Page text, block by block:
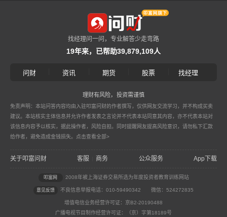
找经理问一问，专业解答少走弯路
19年来，已帮助39,879,109人
问财 资讯 期货 股票 找经理
理财有风险，投资需谨慎
免责声明：本站问答内容均由入驻叩富问财的作者撰写，仅供网友交流学习，并不构成买卖
建议。本站核实主体信息并允许作者发表之言论并不代表本站同意其内容，亦不代表本站对
该信息内容予以核实，据此操作者，风险自担。同时提醒网友提高风险意识，请勿私下汇款
给作者，避免造成金钱损失。 点击查看全部>
关于叩富问财 客服 商务 公众服务 App下载
叩富网 2008年被上海证券交易所选为年度投资者教育训练网站
意见反馈 不良信息举报电话：010-59490342 微信：524272835
增值电信业务经营许可证：京B2-20190488
广播电视节目制作经营许可证：（京）字第18189号